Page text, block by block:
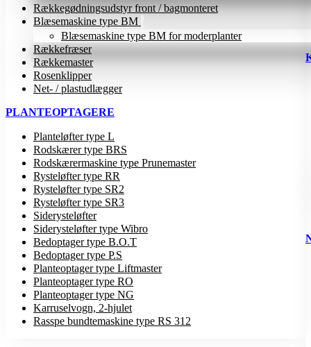
Rækkegødningsudstyr front / bagmonteret
Blæsemaskine type BM
Blæsemaskine type BM for moderplanter
Rækkefræser
Rækkemaster
Rosenklipper
Net- / plastudlægger
PLANTEOPTAGERE
Planteløfter type L
Rodskærer type BRS
Rodskærermaskine type Prunemaster
Rysteløfter type RR
Rysteløfter type SR2
Rysteløfter type SR3
Siderysteløfter
Siderysteløfter type Wibro
Bedoptager type B.O.T
Bedoptager type P.S
Planteoptager type Liftmaster
Planteoptager type RO
Planteoptager type NG
Karruselvogn, 2-hjulet
Rasspe bundtemaskine type RS 312